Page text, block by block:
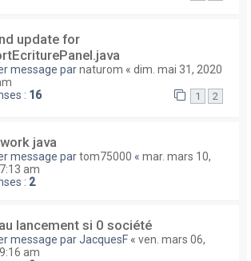
update for
message parnaturom « dim. mai 31, 2020
: 16 1 2
java
message partom75000 « mar. mars 10,
am
: 2
lancement si 0 société
message parJacquesF « ven. mars 06,
am